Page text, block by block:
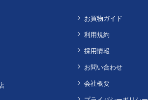
お買物ガイド
利用規約
採用情報
お問い合わせ
会社概要